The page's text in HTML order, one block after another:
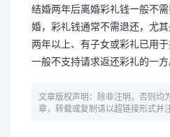
结婚两年后离婚彩礼钱一般不
婚，彩礼钱通常不需退还，尤
两年以上、有子女或彩礼已用
一般不支持请求返还彩礼的一方
文章版权声明：除非注明，否则均
章，转载或复制请以超链接形式并